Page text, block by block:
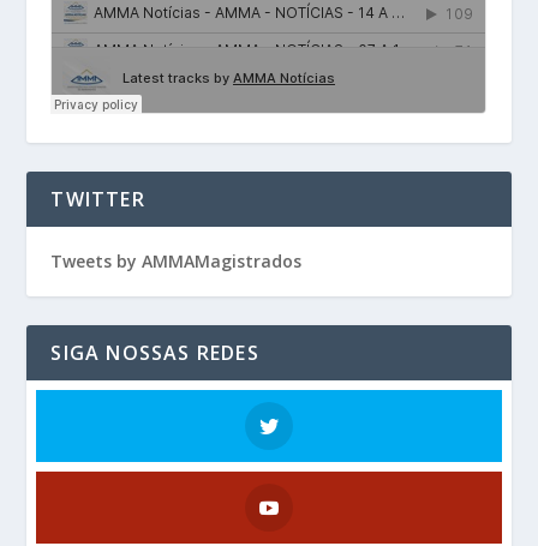
TWITTER
Tweets by AMMAMagistrados
SIGA NOSSAS REDES